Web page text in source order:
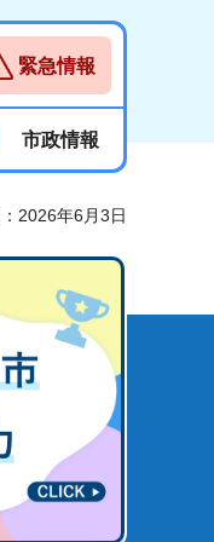
緊急情報
市政情報
2026年6月3日